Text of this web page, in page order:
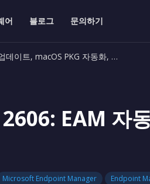
어 블로그 문의하기
데이트, macOS PKG 자동화, …
EAM 자
Microsoft Endpoint Manager Endpoint